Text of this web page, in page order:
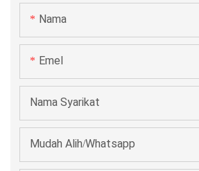
Nama
Emel
Nama Syarikat
Mudah Alih/Whatsapp